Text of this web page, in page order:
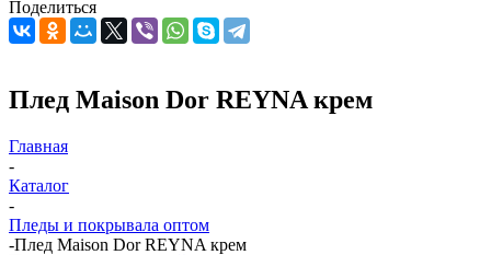
Поделиться
Плед Maison Dor REYNA крем
Главная
-
Каталог
-
Пледы и покрывала оптом
-Плед Maison Dor REYNA крем